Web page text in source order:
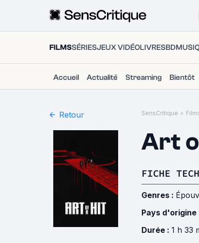
FILMSSÉRIESJEUX VIDÉOLIVRESBD
Accueil Actualité Streaming Bientôt
Retour SensCritique >
Art
FICHE
Genres :
Pays d'origine
Durée : 1 h 33